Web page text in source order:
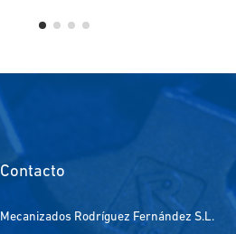
Contacto
Mecanizados Rodríguez Fernández S.L.